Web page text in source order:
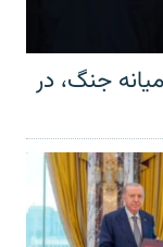
جنگ، در